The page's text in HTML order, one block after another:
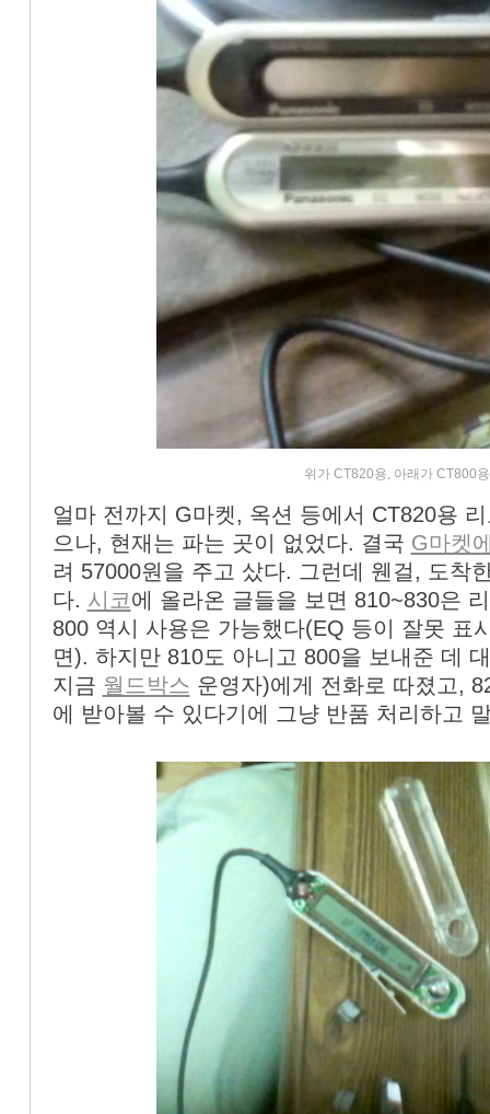
위가 CT820용, 아래가 CT800
얼마 전까지 G마켓, 옥션 등에서 CT820용
으나, 현재는 파는 곳이 없었다. 결국 G마켓
려 57000원을 주고 샀다. 그런데 웬걸, 도착
다. 시코에 올라온 글들을 보면 810~830은
800 역시 사용은 가능했다(EQ 등이 잘못 표
면). 하지만 810도 아니고 800을 보내준 데
지금 월드박스 운영자)에게 전화로 따졌고,
에 받아볼 수 있다기에 그냥 반품 처리하고